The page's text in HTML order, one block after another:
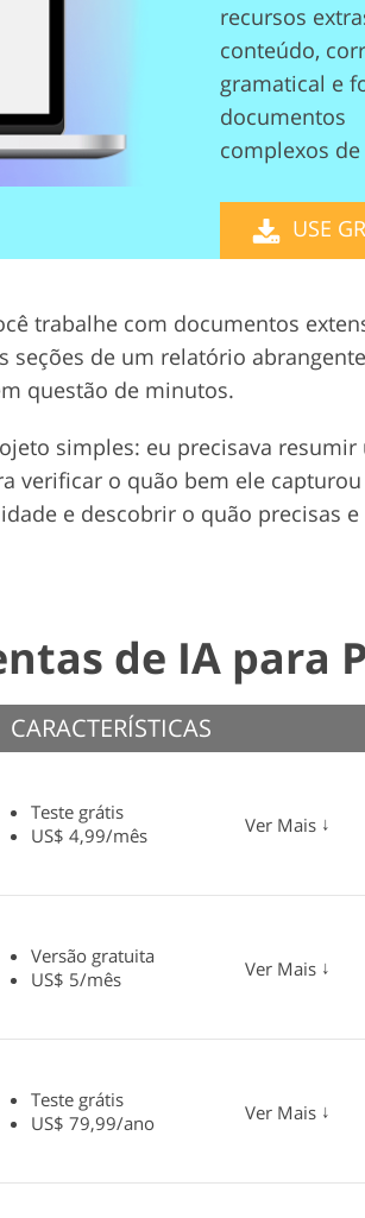
de Treinamento de
Serviços de edição
recursos
conteúdo,
gramatical e
documentos
complexos
USE
trabalhe com documentos
de um relatório
questão de minutos.
simples: eu precisava
verificar o quão bem ele
e descobrir o quão precisas
de IA para
CARACTERÍSTICAS
Teste grátis
US$ 4,99/mês
Ver Mais ↓
Versão gratuita
US$ 5/mês
Ver Mais ↓
Teste grátis
US$ 79,99/ano
Ver Mais ↓